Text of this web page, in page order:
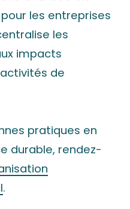
les entreprises
les
impacts
de
pratiques en
durable, rendez-
.